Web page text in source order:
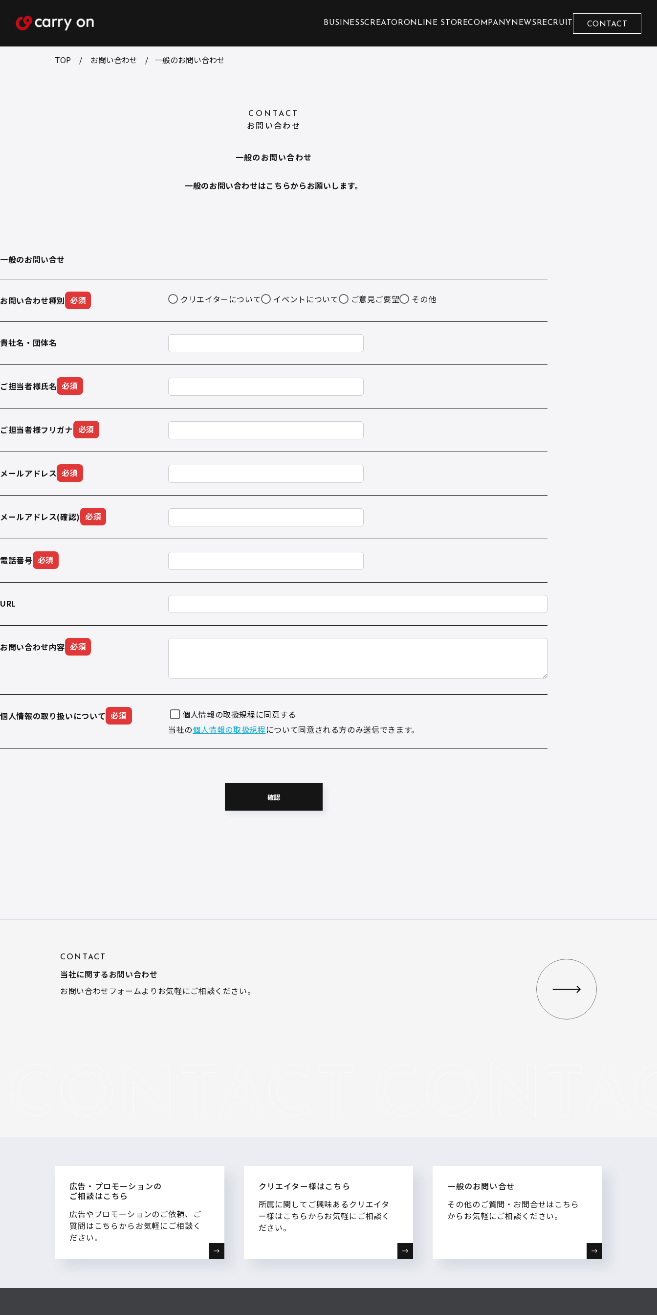
BUSINESSCREATORONLINE STORECOMPANY NEWS RECRUIT CONTACT
TOP お問い合わせ 一般のお問い合わせ
CONTACT
お問い合わせ
一般のお問い合わせ
一般のお問い合わせはこちらからお願いします。
一般のお問い合せ
お問い合わせ種別 必須 クリエイターについて イベントについて ご意見ご要望 その他
貴社名・団体名
ご担当者様氏名 必須
ご担当者様フリガナ 必須
メールアドレス 必須
メールアドレス(確認) 必須
電話番号 必須
URL
お問い合わせ内容 必須
個人情報の取り扱いについて 必須
個人情報の取扱規程に同意する
当社の個人情報の取扱規程について同意される方のみ送信できます。
CONTACT
当社に関するお問い合わせ
お問い合わせフォームよりお気軽にご相談ください。
広告・プロモーションの
ご相談はこちら
広告やプロモーションのご依頼、ご
質問はこちらからお気軽にご相談く
ださい。
クリエイター様はこちら
所属に関してご興味あるクリエイタ
ー様はこちらからお気軽にご相談く
ださい。
一般のお問い合せ
その他のご質問・お問合せはこちら
からお気軽にご相談ください。